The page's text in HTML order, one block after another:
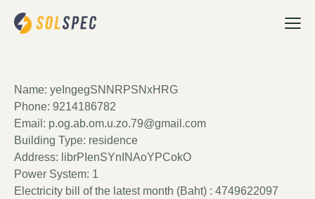
Name: yeIngegSNNRPSNxHRG
Phone: 9214186782
Email: p.og.ab.om.u.zo.79@gmail.com
Building Type: residence
Address: librPIenSYnINAoYPCokO
Power System: 1
Electricity bill of the latest month (Baht) : 4749622097